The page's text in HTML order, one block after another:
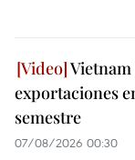
exportaciones
semestre
07/08/2026 00:30